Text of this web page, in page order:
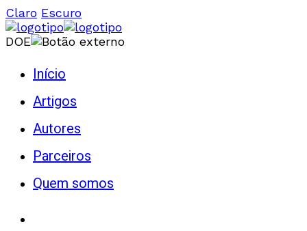
Claro Escuro
DOE
Início
Artigos
Autores
Parceiros
Quem somos